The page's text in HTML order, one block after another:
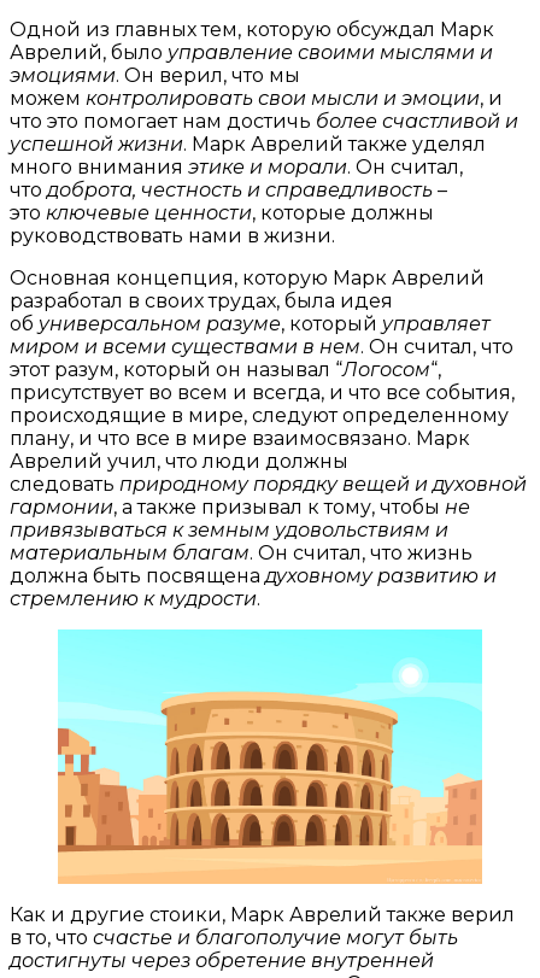
Одной из главных тем, которую обсуждал Марк
Аврелий, было управление своими мыслями и
эмоциями. Он верил, что мы
можем контролировать свои мысли и эмоции, и
что это помогает нам достичь более счастливой и
успешной жизни. Марк Аврелий также уделял
много внимания этике и морали. Он считал,
что доброта, честность и справедливость –
это ключевые ценности, которые должны
руководствовать нами в жизни.
Основная концепция, которую Марк Аврелий
разработал в своих трудах, была идея
об универсальном разуме, который управляет
миром и всеми существами в нем. Он считал, что
этот разум, который он называл “Логосом“,
присутствует во всем и всегда, и что все события,
происходящие в мире, следуют определенному
плану, и что все в мире взаимосвязано. Марк
Аврелий учил, что люди должны
следовать природному порядку вещей и духовной
гармонии, а также призывал к тому, чтобы не
привязываться к земным удовольствиям и
материальным благам. Он считал, что жизнь
должна быть посвящена духовному развитию и
стремлению к мудрости.
Как и другие стоики, Марк Аврелий также верил
в то, что счастье и благополучие могут быть
достигнуты через обретение внутренней